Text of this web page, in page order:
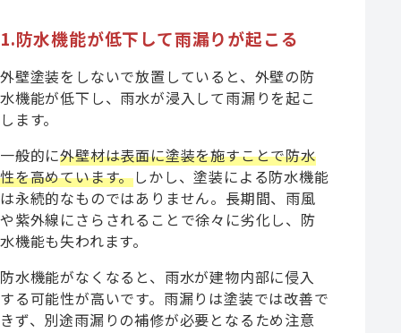
1.防水機能が低下して雨漏りが起こる
外壁塗装をしないで放置していると、外壁の防
水機能が低下し、雨水が浸入して雨漏りを起こ
します。
一般的に外壁材は表面に塗装を施すことで防水
性を高めています。しかし、塗装による防水機能
は永続的なものではありません。長期間、雨風
や紫外線にさらされることで徐々に劣化し、防
水機能も失われます。
防水機能がなくなると、雨水が建物内部に侵入
する可能性が高いです。雨漏りは塗装では改善で
きず、別途雨漏りの補修が必要となるため注意